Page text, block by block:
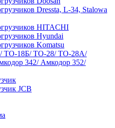
Dressta, L-34, Stalowa
HITACHI
Hyundai
Komatsu
ТО-18Б/ ТО-28/ ТО-28А/
342/ Амкодор 352/
JCB